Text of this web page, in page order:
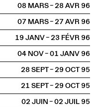
08 MARS – 28 AVR1996
07 MARS – 27 AVR1996
19 JANV – 23 FÉVR1996
04 NOV – 01 JANV1996
28 SEPT – 29 OCT1995
21 SEPT – 29 OCT1995
02 JUIN – 02 JUIL1995